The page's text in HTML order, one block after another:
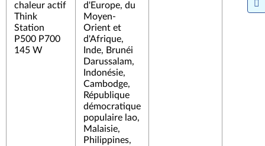
chaleur actif
Think
Station
P500 P700
145 W
d'Europe, du
Moyen-
Orient et
d'Afrique,
Inde, Brunéi
Darussalam,
Indonésie,
Cambodge,
République
démocratique
populaire lao,
Malaisie,
Philippines,